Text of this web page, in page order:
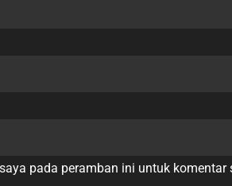
pada peramban ini untuk komentar